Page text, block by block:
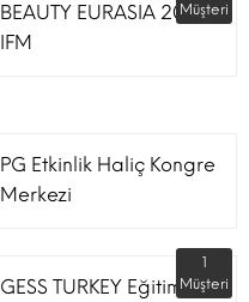
BEAUTY EURASIA 2022
IFM
Müşteri
PG Etkinlik Haliç Kongre
Merkezi
GESS TURKEY Eğitim
1
Müşteri